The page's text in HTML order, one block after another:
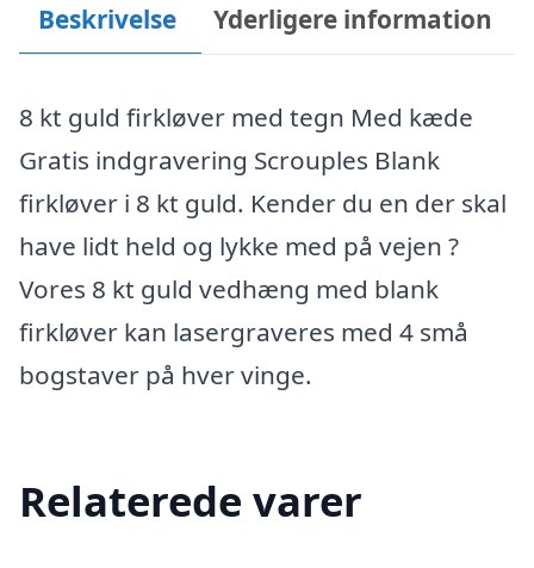
Beskrivelse Yderligere information
8 kt guld firkløver med tegn Med kæde
Gratis indgravering Scrouples Blank
firkløver i 8 kt guld. Kender du en der skal
have lidt held og lykke med på vejen ?
Vores 8 kt guld vedhæng med blank
firkløver kan lasergraveres med 4 små
bogstaver på hver vinge.
Relaterede varer